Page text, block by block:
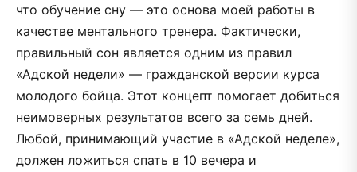
что обучение сну — это основа моей работы в
качестве ментального тренера. Фактически,
правильный сон является одним из правил
«Адской недели» — гражданской версии курса
молодого бойца. Этот концепт помогает добиться
неимоверных результатов всего за семь дней.
Любой, принимающий участие в «Адской неделе»,
должен ложиться спать в 10 вечера и